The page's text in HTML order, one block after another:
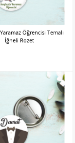
Yaramaz Öğrencisi Temalı
İğneli Rozet